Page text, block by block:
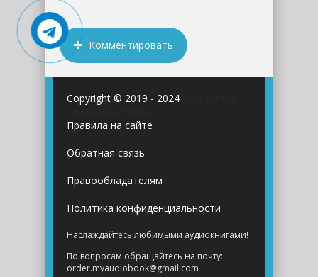
Комментировать
Copyright © 2019 - 2024
Правила на сайте
Обратная связь
Правообладателям
Политика конфиденциальности
Наслаждайтесь любимыми аудиокнигами!
По вопросам обращайтесь на почту:
order.myaudiobook@gmail.com